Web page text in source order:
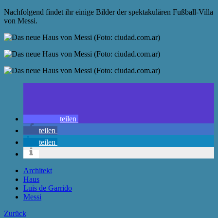
Nachfolgend findet ihr einige Bilder der spektakulären Fußball-Villa
von Messi.
teilen
teilen
teilen
Architekt
Haus
Luis de Garrido
Messi
Zurück